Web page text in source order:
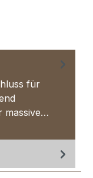
für
massive…